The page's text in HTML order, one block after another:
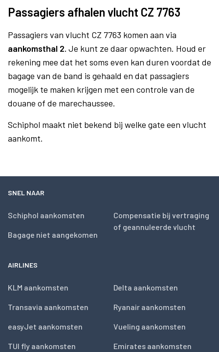
Passagiers afhalen vlucht CZ 7763
Passagiers van vlucht CZ 7763 komen aan via
aankomsthal 2. Je kunt ze daar opwachten. Houd er
rekening mee dat het soms even kan duren voordat de
bagage van de band is gehaald en dat passagiers
mogelijk te maken krijgen met een controle van de
douane of de marechaussee.
Schiphol maakt niet bekend bij welke gate een vlucht
aankomt.
SNEL NAAR
Schiphol aankomsten
Bagage niet aangekomen
Compensatie bij vertraging
of geannuleerde vlucht
AIRLINES
KLM aankomsten
Transavia aankomsten
easyJet aankomsten
TUI fly aankomsten
Delta aankomsten
Ryanair aankomsten
Vueling aankomsten
Emirates aankomsten